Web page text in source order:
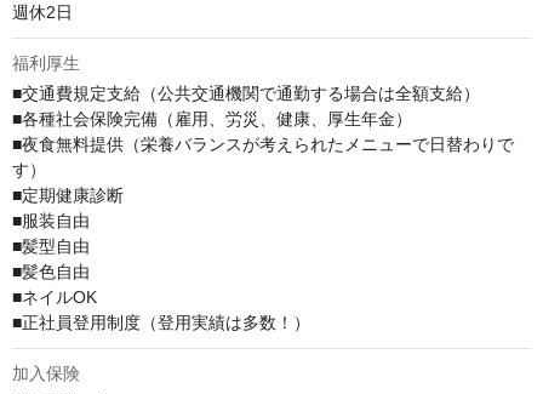
週休2日
福利厚生
■交通費規定支給（公共交通機関で通勤する場合は全額支給）
■各種社会保険完備（雇用、労災、健康、厚生年金）
■夜食無料提供（栄養バランスが考えられたメニューで日替わりで
す）
■定期健康診断
■服装自由
■髪型自由
■髪色自由
■ネイルOK
■正社員登用制度（登用実績は多数！）
加入保険